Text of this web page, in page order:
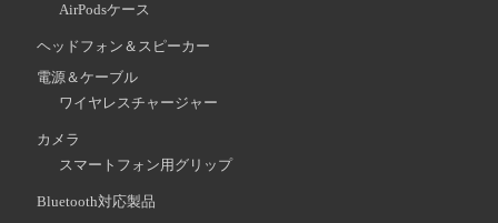
AirPodsケース
ヘッドフォン＆スピーカー
電源＆ケーブル
ワイヤレスチャージャー
カメラ
スマートフォン用グリップ
Bluetooth対応製品